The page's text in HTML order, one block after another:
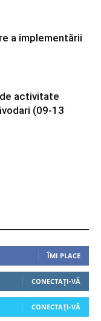
a implementării
activitate
(09-13
ÎMI PLACE
CONECTAȚI-VĂ
CONECTAȚI-VĂ